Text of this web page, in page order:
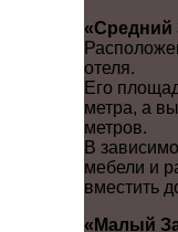
«Средний
отеля.
Его
метра, а
метров.
В
мебели и
вместить
«Малый